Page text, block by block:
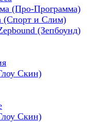
(Про-Программа)
(Спорт и Слим)
(Зепбоунд)
Скин)
Скин)